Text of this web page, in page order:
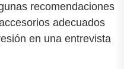
recomendaciones
adecuados
en una entrevista